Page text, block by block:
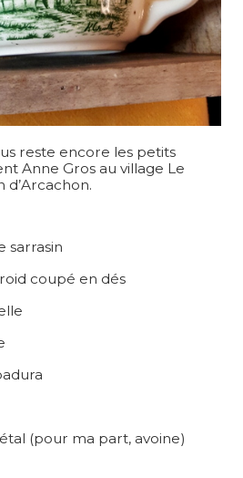
reste encore les petits
Anne Gros au village Le
d’Arcachon.
sarrasin
coupé en dés
(pour ma part, avoine)